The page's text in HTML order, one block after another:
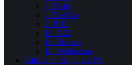
7. Tesla
8. Toshiba
9. JVC
10. NEI
11. Horizon
12. Wellington
Calculator diagonala TV